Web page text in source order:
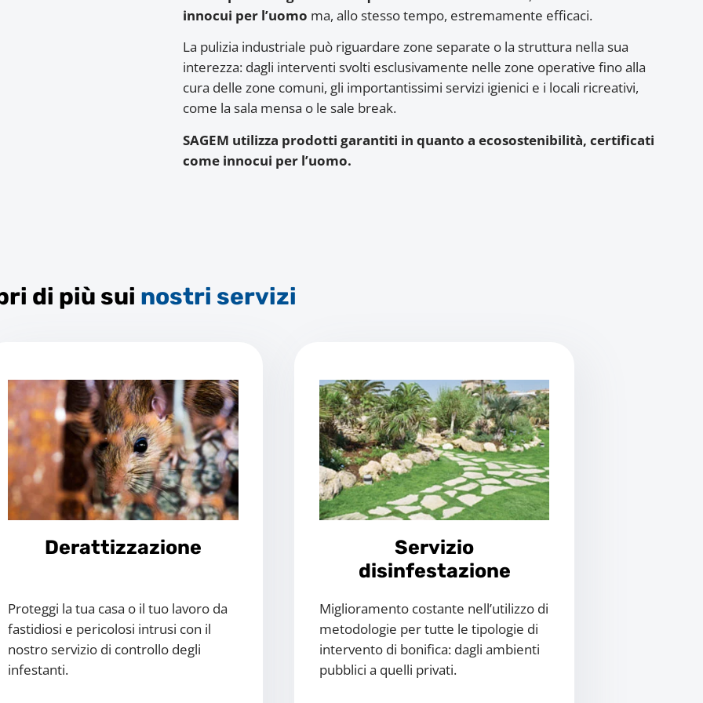
innocui per l’uomo ma, allo stesso tempo, estremamente efficaci.
La pulizia industriale può riguardare zone separate o la struttura nella sua
interezza: dagli interventi svolti esclusivamente nelle zone operative fino alla
cura delle zone comuni, gli importantissimi servizi igienici e i locali ricreativi,
come la sala mensa o le sale break.
SAGEM utilizza prodotti garantiti in quanto a ecosostenibilità, certificati
come innocui per l’uomo.
di più sui nostri servizi
Derattizzazione
Proteggi la tua casa o il tuo lavoro da
fastidiosi e pericolosi intrusi con il
nostro servizio di controllo degli
infestanti.
Servizio
disinfestazione
Miglioramento costante nell’utilizzo di
metodologie per tutte le tipologie di
intervento di bonifica: dagli ambienti
pubblici a quelli privati.